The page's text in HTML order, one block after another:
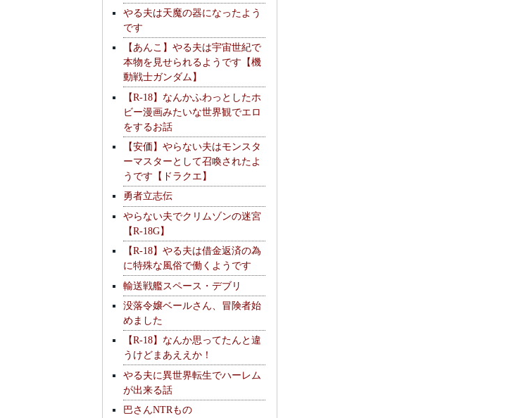
やる夫は天魔の器になったよう
です
【あんこ】やる夫は宇宙世紀で
本物を見せられるようです【機
動戦士ガンダム】
【R-18】なんかふわっとしたホ
ビー漫画みたいな世界観でエロ
をするお話
【安価】やらない夫はモンスタ
ーマスターとして召喚されたよ
うです【ドラクエ】
勇者立志伝
やらない夫でクリムゾンの迷宮
【R-18G】
【R-18】やる夫は借金返済の為
に特殊な風俗で働くようです
輸送戦艦スペース・デブリ
没落令嬢ベールさん、冒険者始
めました
【R-18】なんか思ってたんと違
うけどまあええか！
やる夫に異世界転生でハーレム
が出来る話
巴さんNTRもの